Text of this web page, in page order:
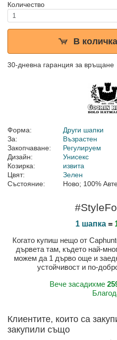
Количество
В
30-дневна гаранция за връщане
Форма:
Други шапки
За:
Възрастен
Закопчаване:
Регулируем
Дизайн:
Унисекс
Козирка:
извита
Цвят:
Зелен
Състояние:
Ново; 100%
1 шапка=
Когато купиш нещо от
дървета там, където най-
можем да 1 дърво още и
устойчивост и по-
Вече засадихме
Клиентите, които са
закупили също